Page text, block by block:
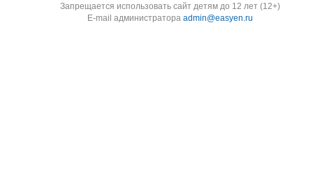
Запрещается использовать сайт детям до 12 лет (12+)
E-mail администратораadmin@easyen.ru